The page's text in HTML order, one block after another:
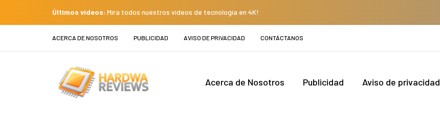
Últimos videos: Mira todos nuestros videos de tecnología en 4K!
ACERCA DE NOSOTROS PUBLICIDAD AVISO DE PRIVACIDAD CONTÁCTANOS
Acerca de Nosotros Publicidad Aviso de privacidad